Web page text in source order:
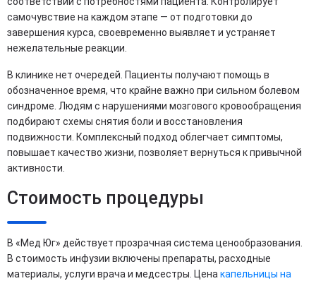
самочувствие на каждом этапе — от подготовки до
завершения курса, своевременно выявляет и устраняет
нежелательные реакции.
В клинике нет очередей. Пациенты получают помощь в
обозначенное время, что крайне важно при сильном болевом
синдроме. Людям с нарушениями мозгового кровообращения
подбирают схемы снятия боли и восстановления
подвижности. Комплексный подход облегчает симптомы,
повышает качество жизни, позволяет вернуться к привычной
активности.
Стоимость процедуры
В «Мед Юг» действует прозрачная система ценообразования.
В стоимость инфузии включены препараты, расходные
материалы, услуги врача и медсестры. Ценакапельницы на